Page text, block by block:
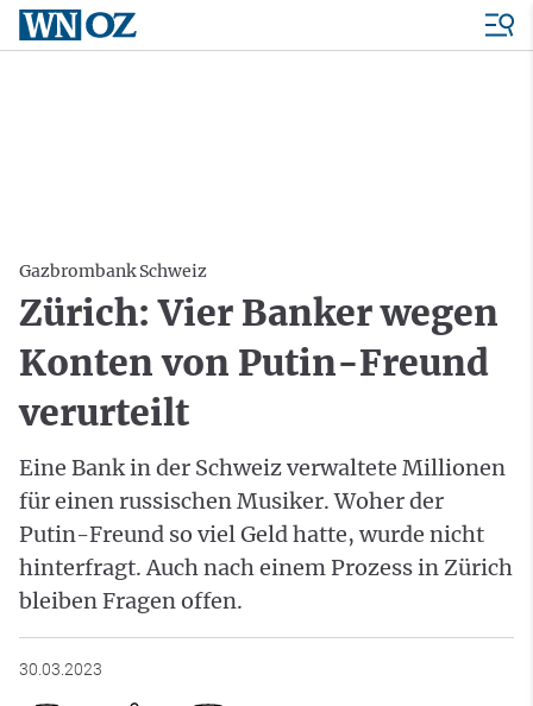
Gazbrombank Schweiz
Zürich: Vier Banker wegen
Konten von Putin-Freund
verurteilt
Eine Bank in der Schweiz verwaltete Millionen
für einen russischen Musiker. Woher der
Putin-Freund so viel Geld hatte, wurde nicht
hinterfragt. Auch nach einem Prozess in Zürich
bleiben Fragen offen.
30.03.2023